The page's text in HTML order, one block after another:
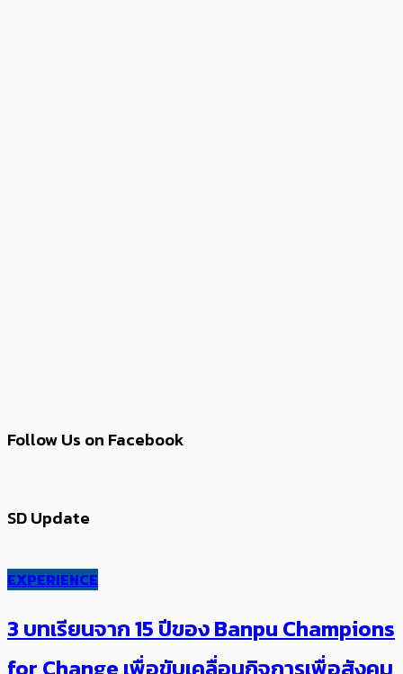
Follow Us on Facebook
SD Update
EXPERIENCE
3 บทเรียนจาก 15 ปีของ Banpu Champions